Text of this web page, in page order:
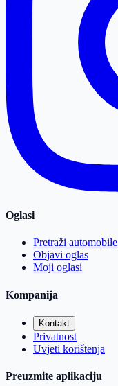
Oglasi
Pretraži automobile
Objavi oglas
Moji oglasi
Kompanija
Kontakt
Privatnost
Uvjeti korištenja
Preuzmite aplikaciju